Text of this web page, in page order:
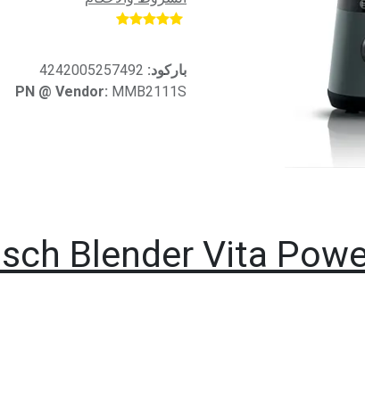
باركود: 4242005257492
PN @ Vendor: MMB2111S
Blender Vita